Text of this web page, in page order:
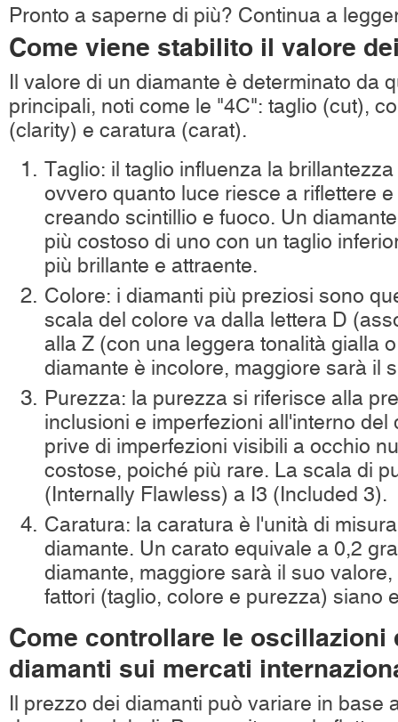
Pronto a saperne di più? Continua a
Come viene stabilito il valore
Il valore di un diamante è determinato da
principali, noti come le "4C": taglio (cut),
(clarity) e caratura (carat).
Taglio: il taglio influenza la
ovvero quanto luce riesce a riflettere
creando scintillio e fuoco. Un
più costoso di uno con un taglio
più brillante e attraente.
Colore: i diamanti più preziosi sono
scala del colore va dalla lettera D
alla Z (con una leggera tonalità gialla
diamante è incolore, maggiore sarà il
Purezza: la purezza si riferisce alla
inclusioni e imperfezioni all'interno del
prive di imperfezioni visibili a occhio
costose, poiché più rare. La scala di
(Internally Flawless) a I3 (Included 3).
Caratura: la caratura è l'unità di
diamante. Un carato equivale a 0,2
diamante, maggiore sarà il suo
fattori (taglio, colore e purezza) siano
Come controllare le oscillazioni
diamanti sui mercati
Il prezzo dei diamanti può variare in base